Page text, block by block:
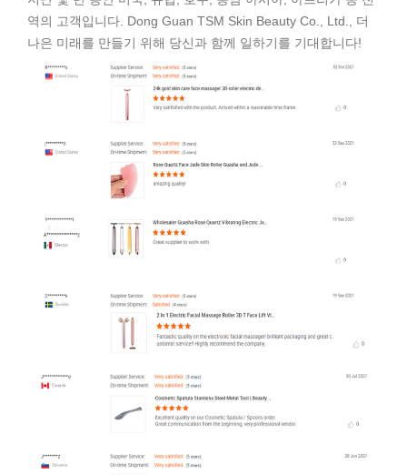
역의 고객입니다. Dong Guan TSM Skin Beauty Co., Ltd., 더
나은 미래를 만들기 위해 당신과 함께 일하기를 기대합니다!